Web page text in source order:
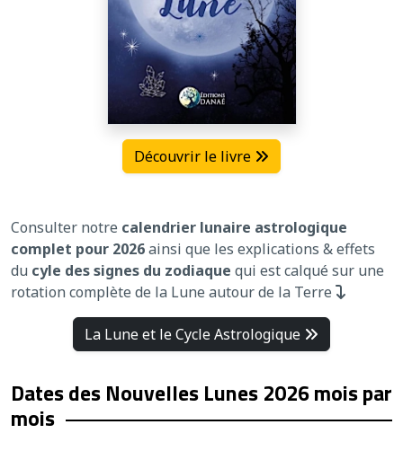
Découvrir le livre
Consulter notre calendrier lunaire astrologique
complet pour 2026ainsi que les explications & effets
du cyle des signes du zodiaque qui est calqué sur une
rotation complète de la Lune autour de la Terre
La Lune et le Cycle Astrologique
Dates des Nouvelles Lunes 2026 mois par
mois